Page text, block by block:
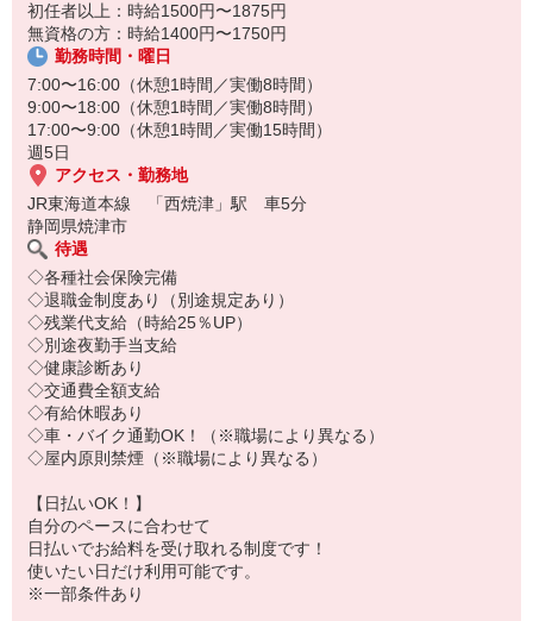
初任者以上：時給1500円〜1875円
無資格の方：時給1400円〜1750円
勤務時間・曜日
7:00〜16:00（休憩1時間／実働8時間）
9:00〜18:00（休憩1時間／実働8時間）
17:00〜9:00（休憩1時間／実働15時間）
週5日
アクセス・勤務地
JR東海道本線 「西焼津」駅 車5分
静岡県焼津市
待遇
◇各種社会保険完備
◇退職金制度あり（別途規定あり）
◇残業代支給（時給25％UP）
◇別途夜勤手当支給
◇健康診断あり
◇交通費全額支給
◇有給休暇あり
◇車・バイク通勤OK！（※職場により異なる）
◇屋内原則禁煙（※職場により異なる）
【日払いOK！】
自分のペースに合わせて
日払いでお給料を受け取れる制度です！
使いたい日だけ利用可能です。
※一部条件あり